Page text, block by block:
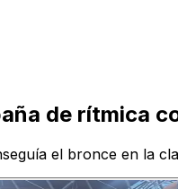
de rítmica
el bronce en la